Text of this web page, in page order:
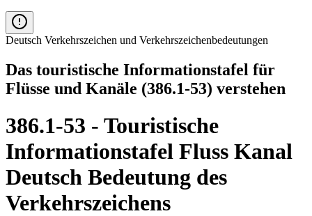
Deutsch Verkehrszeichen und Verkehrszeichenbedeutungen
Das touristische Informationstafel für
Flüsse und Kanäle (386.1-53) verstehen
386.1-53 - Touristische
Informationstafel Fluss Kanal
Deutsch Bedeutung des
Verkehrszeichens